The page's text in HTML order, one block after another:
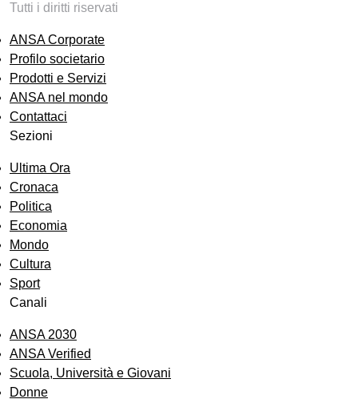
Tutti i diritti riservati
ANSA Corporate
Profilo societario
Prodotti e Servizi
ANSA nel mondo
Contattaci
Sezioni
Ultima Ora
Cronaca
Politica
Economia
Mondo
Cultura
Sport
Canali
ANSA 2030
ANSA Verified
Scuola, Università e Giovani
Donne